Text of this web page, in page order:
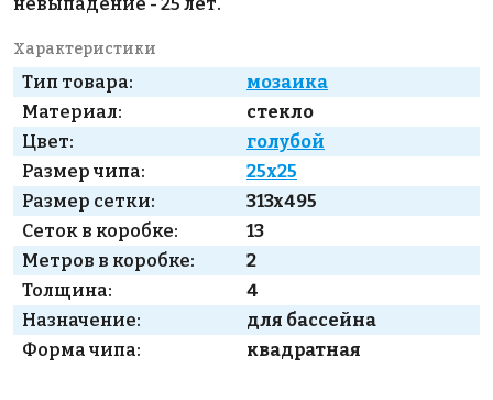
невыпадение - 25 лет.
Характеристики
Тип товара:
мозаика
Материал:
стекло
Цвет:
голубой
Размер чипа:
25x25
Размер сетки:
313x495
Сеток в коробке:
13
Метров в коробке:
2
Толщина:
4
Назначение:
для бассейна
Форма чипа:
квадратная